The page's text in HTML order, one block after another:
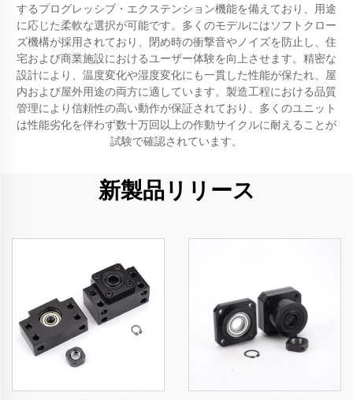
するプログレッシブ・エクステンション機能を備えており、用途
に応じた柔軟な選択が可能です。多くのモデルにはソフトクロー
ズ機構が採用されており、閉め時の衝撃音やノイズを防止し、住
宅および商業施設におけるユーザー体験を向上させます。精密な
設計により、温度変化や湿度変化にも一貫した性能が保たれ、屋
内および屋外用途の両方に適しています。製造工程における品質
管理により信頼性の高い動作が保証されており、多くのユニット
は性能劣化を伴わず数十万回以上の作動サイクルに耐えることが
試験で確認されています。
新製品リリース